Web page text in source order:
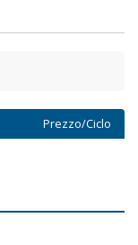
Prezzo/Ciclo